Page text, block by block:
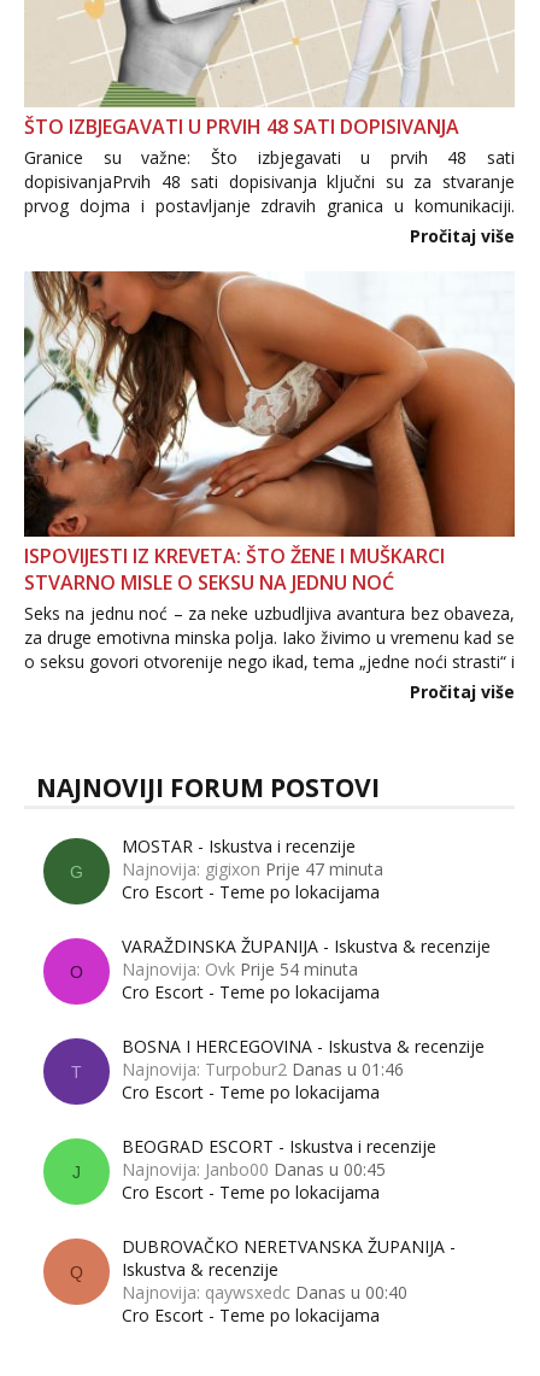
ŠTO IZBJEGAVATI U PRVIH 48 SATI DOPISIVANJA
Granice su važne: Što izbjegavati u prvih 48 sati
dopisivanjaPrvih 48 sati dopisivanja ključni su za stvaranje
prvog dojma i postavljanje zdravih granica u komunikaciji.
Važno je izbjeći prebrzo otkrivanje osobnih ili intimnih
informacija, jer nepoznata osoba još nije zaslužila to
povjerenje. Takođe...
Pročitaj više
ISPOVIJESTI IZ KREVETA: ŠTO ŽENE I MUŠKARCI
STVARNO MISLE O SEKSU NA JEDNU NOĆ
Seks na jednu noć – za neke uzbudljiva avantura bez obaveza,
za druge emotivna minska polja. Iako živimo u vremenu kad se
o seksu govori otvorenije nego ikad, tema „jedne noći strasti“ i
dalje izaziva burne rasprave. Što zapravo misle žene, a što
Pročitaj više
NAJNOVIJI FORUM POSTOVI
G
MOSTAR - Iskustva i recenzije
Najnovija: gigixon Prije 47 minuta
Cro Escort - Teme po lokacijama
O
VARAŽDINSKA ŽUPANIJA - Iskustva & recenzije
Najnovija: Ovk Prije 54 minuta
Cro Escort - Teme po lokacijama
T
BOSNA I HERCEGOVINA - Iskustva & recenzije
Najnovija: Turpobur2 Danas u 01:46
Cro Escort - Teme po lokacijama
J
BEOGRAD ESCORT - Iskustva i recenzije
Najnovija: Janbo00 Danas u 00:45
Cro Escort - Teme po lokacijama
Q
DUBROVAČKO NERETVANSKA ŽUPANIJA -
Iskustva & recenzije
Najnovija: qaywsxedc Danas u 00:40
Cro Escort - Teme po lokacijama